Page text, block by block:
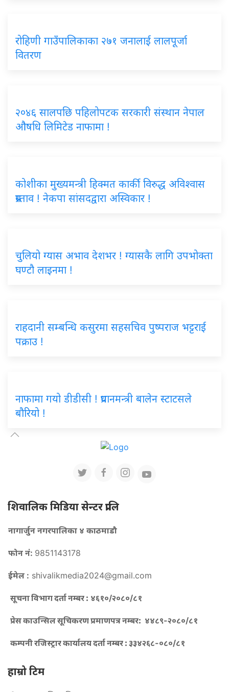
रोहिणी गाउँपालिकाका २७१ जनालाई लालपूर्जा
वितरण
२०४६ सालपछि पहिलोपटक सरकारी संस्थान नेपाल
औषधि लिमिटेड नाफामा !
कोशीका मुख्यमन्त्री हिक्मत कार्की विरुद्ध अविश्वास
प्रस्ताव ! नेकपा सांसदद्वारा अस्विकार !
चुलियो ग्यास अभाव देशभर ! ग्यासकै लागि उपभोक्ता
घण्टौ लाइनमा !
राहदानी सम्बन्धि कसुरमा सहसचिव पुष्पराज भट्टराई
पक्राउ !
नाफामा गयो डीडीसी ! प्रधानमन्त्री बालेन स्टाटसले
बौरियो !
शिवालिक मिडिया सेन्टर प्रालि
नागार्जुन नगरपालिका ४ काठमाडौ
फोन नं: 9851143178
ईमेल : shivalikmedia2024@gmail.com
सूचना विभाग दर्ता नम्बर : ४६१०/२०८०/८१
प्रेस काउन्सिल सूचिकरण प्रमाणपत्र नम्बर: ४४८९-२०८०/८१
कम्पनी रजिस्ट्रार कार्यालय दर्ता नम्बर : ३३४२६८-०८०/८१
हाम्रो टिम